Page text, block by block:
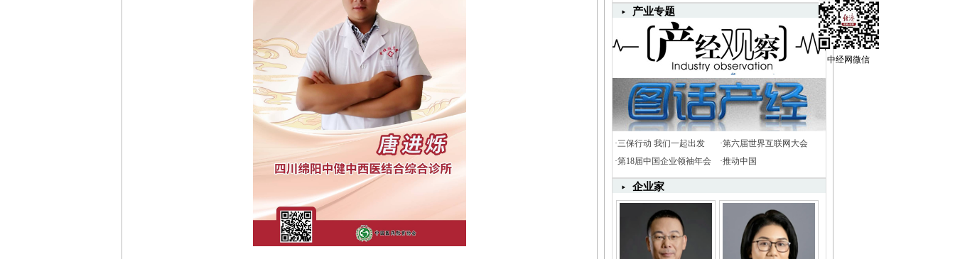
中经网微信
产业专题
·三保行动 我们一起出发 ·第六届世界互联网大会
·第18届中国企业领袖年会 ·推动中国
企业家